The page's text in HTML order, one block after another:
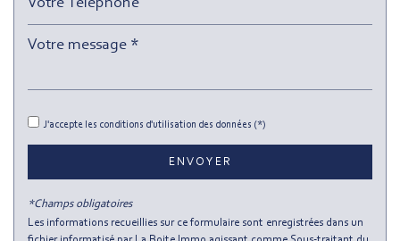
Habitants de plus de 55 ans
Nombre d'enfants par famille
Familles avec 1 ou 2 enfants 0 %
Maisons
Familles avec 3 enfants 6,18 %
J'accepte les conditions d'utilisation des données (*)
ENVOYER
*Champs obligatoires
Les informations recueillies sur ce formulaire sont enregistrées dans un